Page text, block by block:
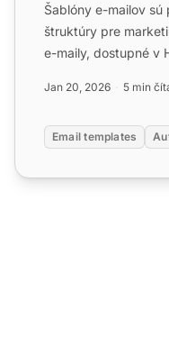
Šablóny e-mailov
štruktúry pre
e-maily, dostupné v
Jan 20, 2026 5 min
Email templates